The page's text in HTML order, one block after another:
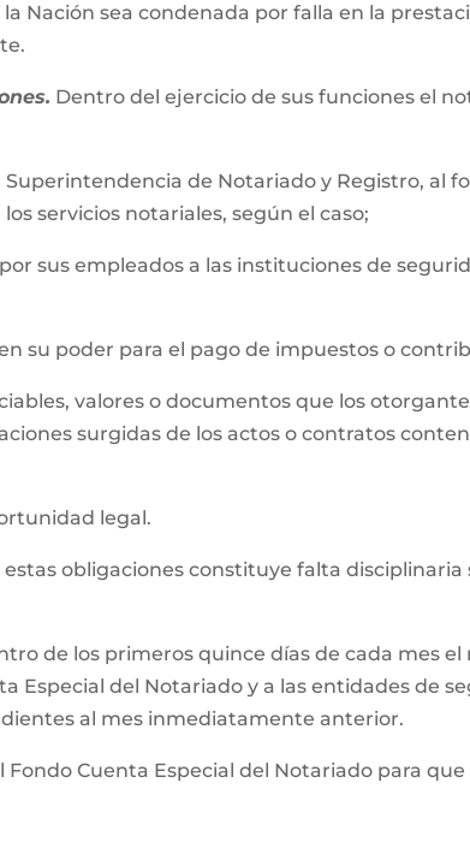
la Nación sea condenada por falla en la
Dentro del ejercicio de sus funciones el
de Notariado y Registro, al
servicios notariales, según el caso;
sus empleados a las instituciones de
su poder para el pago de impuestos o
valores o documentos que los
surgidas de los actos o contratos
legal.
obligaciones constituye falta disciplinaria
de los primeros quince días de cada mes
Especial del Notariado y a las entidades de
al mes inmediatamente anterior.
Cuenta Especial del Notariado para que